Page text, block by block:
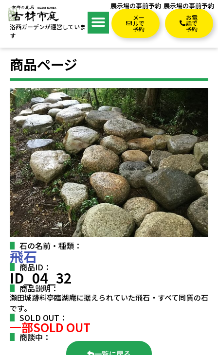
洛西ガーデンが運営していま
す
展示場の事前予約
メー
ルで
予約
展示場の事前予約
お電
話で
予約
商品ページ
石の名前・種類：
飛石
商品ID：
ID_04_32
商品説明：
瀬田城跡料亭臨湖庵に据えられていた飛石・すべて同質の石
です。
SOLD OUT：
一部SOLD OUT
商談中：